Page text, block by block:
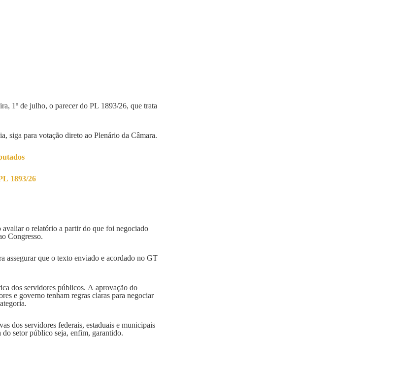
1º de julho, o parecer do PL 1893/26, que trata
siga para votação direto ao Plenário da Câmara.
1893/26
avaliar o relatório a partir do que foi negociado
Congresso.
assegurar que o texto enviado e acordado no GT
dos servidores públicos. A aprovação do
e governo tenham regras claras para negociar
dos servidores federais, estaduais e municipais
do setor público seja, enfim, garantido.